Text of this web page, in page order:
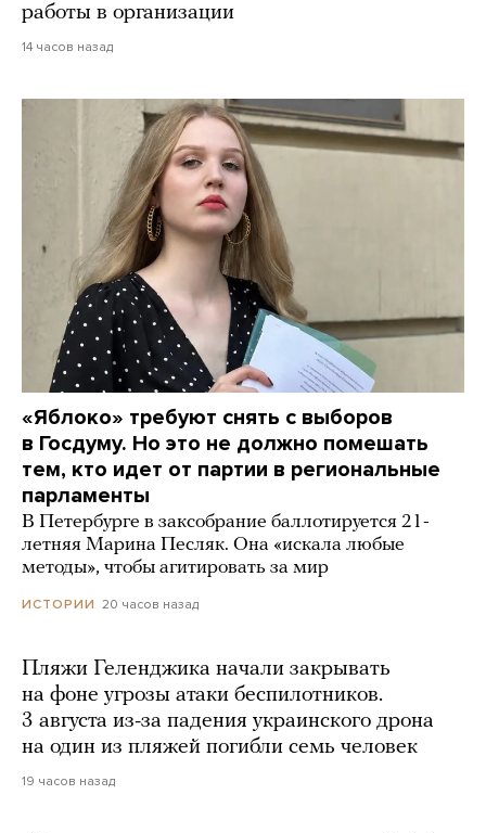
работы в организации
14 часов назад
«Яблоко» требуют снять с выборов
в Госдуму. Но это не должно помешать
тем, кто идет от партии в региональные
парламенты
В Петербурге в заксобрание баллотируется 21-
летняя Марина Песляк. Она «искала любые
методы», чтобы агитировать за мир
ИСТОРИИ 20 часов назад
Пляжи Геленджика начали закрывать
на фоне угрозы атаки беспилотников.
3 августа из-за падения украинского дрона
на один из пляжей погибли семь человек
19 часов назад